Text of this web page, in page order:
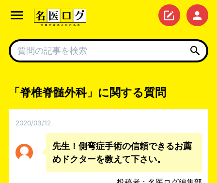
「脊椎脊髄外科」に関する質問
2020/03/12
先生！側弯症手術の信頼できるお薦
めドクターを教えて下さい。